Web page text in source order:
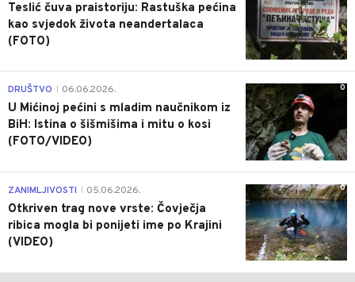
Teslić čuva praistoriju: Rastuška pećina
kao svjedok života neandertalaca
(FOTO)
0
DRUŠTVO 06.06.2026.
U Mićinoj pećini s mladim naučnikom iz
BiH: Istina o šišmišima i mitu o kosi
(FOTO/VIDEO)
0
ZANIMLJIVOSTI 05.06.2026.
Otkriven trag nove vrste: Čovječja
ribica mogla bi ponijeti ime po Krajini
(VIDEO)